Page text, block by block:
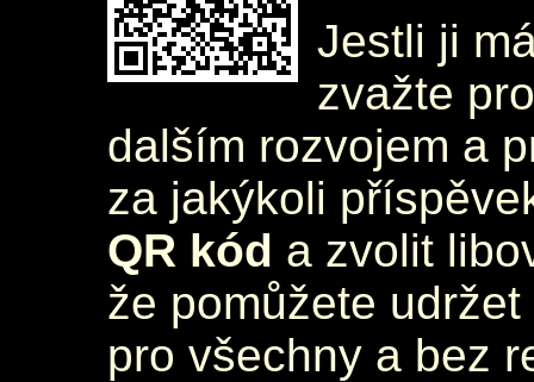
Jestli ji
zvažte
dalším rozvojem a
za jakýkoli
QR kód a zvolit
že pomůžete
pro všechny a bez